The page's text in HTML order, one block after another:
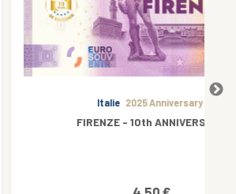
2025 Anniversary
FIRENZE - 10th ANNIVERSARY